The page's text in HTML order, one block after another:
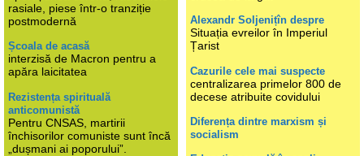
rasiale, piese într-o tranziție
postmodernă
Școala de acasă
interzisă de Macron pentru a
apăra laicitatea
Rezistența spirituală
anticomunistă
Pentru CNSAS, martirii
închisorilor comuniste sunt încă
„dușmani ai poporului”.
Alexandr Soljenițîn despre
Situația evreilor în Imperiul
Țarist
Cazurile cele mai suspecte
centralizarea primelor 800 de
decese atribuite covidului
Diferența dintre marxism și
socialism